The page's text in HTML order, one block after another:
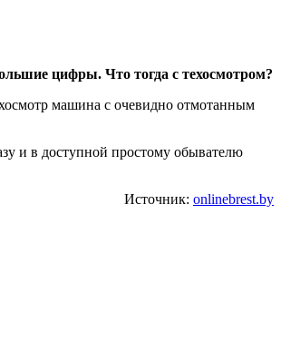
цифры. Что тогда с техосмотром?
машина с очевидно отмотанным
и в доступной простому обывателю
Источник: onlinebrest.by